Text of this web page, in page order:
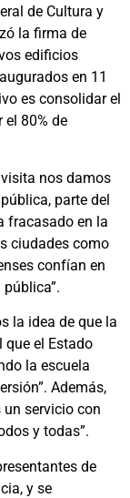
de Cultura y
la firma de
edificios
en 11
es consolidar el
80% de
nos damos
parte del
fracasado en la
ciudades como
confían en
la idea de que la
que el Estado
la escuela
Además,
un servicio con
y todas”.
de
y se